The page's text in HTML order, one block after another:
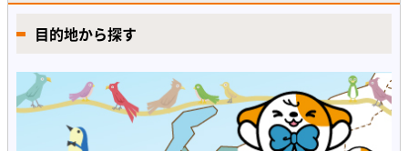
目的地から探す